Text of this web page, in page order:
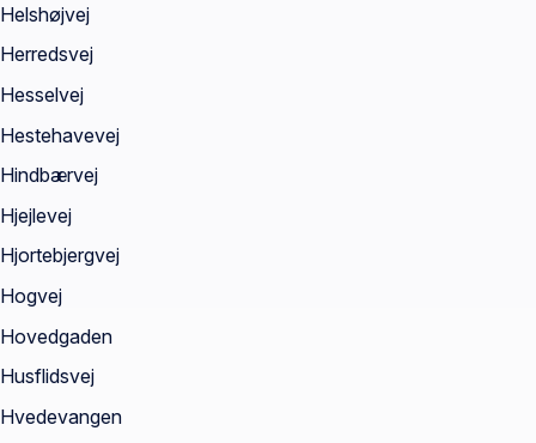
Helshøjvej
Herredsvej
Hesselvej
Hestehavevej
Hindbærvej
Hjejlevej
Hjortebjergvej
Hogvej
Hovedgaden
Husflidsvej
Hvedevangen